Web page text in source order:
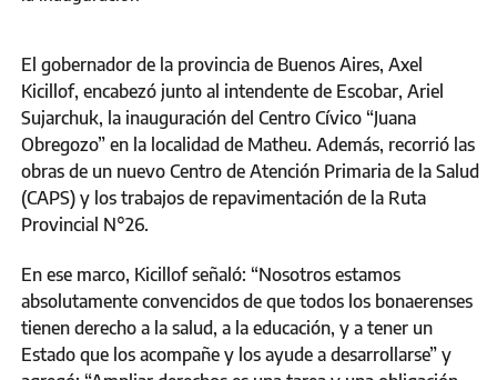
El gobernador de la provincia de Buenos Aires, Axel
Kicillof, encabezó junto al intendente de Escobar, Ariel
Sujarchuk, la inauguración del Centro Cívico “Juana
Obregozo” en la localidad de Matheu. Además, recorrió las
obras de un nuevo Centro de Atención Primaria de la Salud
(CAPS) y los trabajos de repavimentación de la Ruta
Provincial N°26.
En ese marco, Kicillof señaló: “Nosotros estamos
absolutamente convencidos de que todos los bonaerenses
tienen derecho a la salud, a la educación, y a tener un
Estado que los acompañe y los ayude a desarrollarse” y